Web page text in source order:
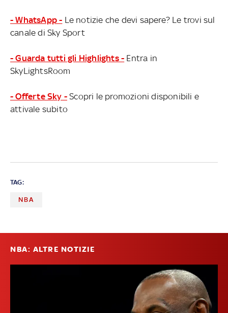
- WhatsApp - Le notizie che devi sapere? Le trovi sul
canale di Sky Sport
- Guarda tutti gli Highlights - Entra in
SkyLightsRoom
- Offerte Sky - Scopri le promozioni disponibili e
attivale subito
TAG:
NBA
NBA: ALTRE NOTIZIE